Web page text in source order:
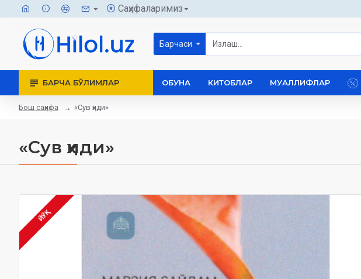
Саҳифаларимиз
Барчаси
БАРЧА БЎЛИМЛАР ОБУНА КИТОБЛАР МУАЛЛИФЛАР
Бош саҳифа «Сув ҳиди»
«Сув ҳиди»
ЙЎҚ